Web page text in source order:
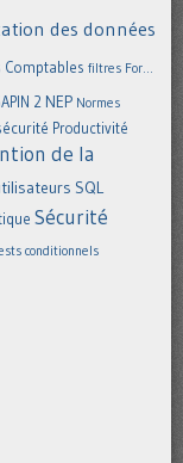
des données
Comptables filtres For...
2 NEP Normes
Productivité
de la
SQL
Sécurité
conditionnels